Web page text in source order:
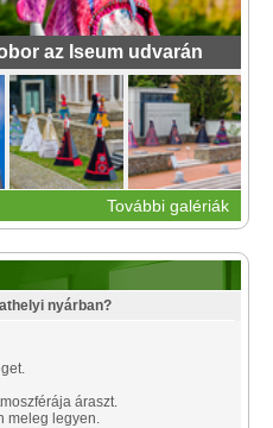
az Iseum udvarán
További galériák
nyárban?
áraszt.
meleg legyen.